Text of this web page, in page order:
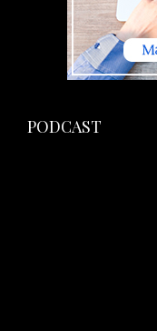
PODCAST